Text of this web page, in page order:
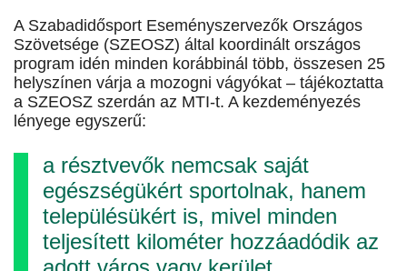
A Szabadidősport Eseményszervezők Országos
Szövetsége (SZEOSZ) által koordinált országos
program idén minden korábbinál több, összesen 25
helyszínen várja a mozogni vágyókat – tájékoztatta
a SZEOSZ szerdán az MTI-t. A kezdeményezés
lényege egyszerű:
a résztvevők nemcsak saját
egészségükért sportolnak, hanem
településükért is, mivel minden
teljesített kilométer hozzáadódik az